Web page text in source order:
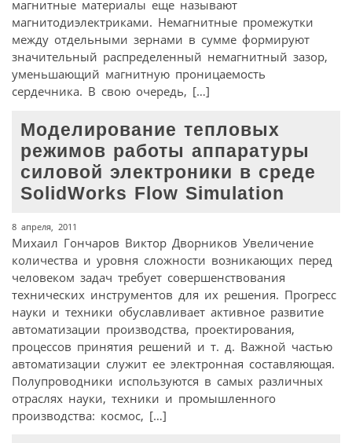
магнитные материалы еще называют
магнитодиэлектриками. Немагнитные промежутки
между отдельными зернами в сумме формируют
значительный распределенный немагнитный зазор,
уменьшающий магнитную проницаемость
сердечника. В свою очередь, […]
Моделирование тепловых
режимов работы аппаратуры
силовой электроники в среде
SolidWorks Flow Simulation
8 апреля, 2011
Михаил Гончаров Виктор Дворников Увеличение
количества и уровня сложности возникающих перед
человеком задач требует совершенствования
технических инструментов для их решения. Прогресс
науки и техники обуславливает активное развитие
автоматизации производства, проектирования,
процессов принятия решений и т. д. Важной частью
автоматизации служит ее электронная составляющая.
Полупроводники используются в самых различных
отраслях науки, техники и промышленного
производства: космос, […]